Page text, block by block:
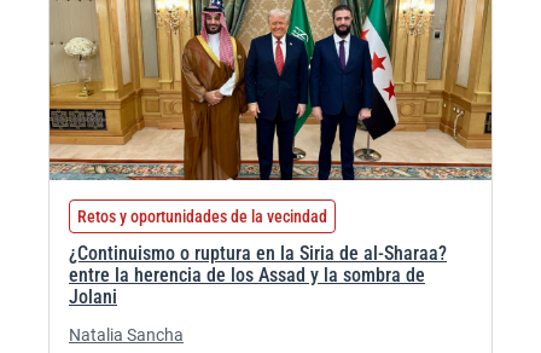
Retos y oportunidades de la vecindad
¿Continuismo o ruptura en la Siria de al-Sharaa?
entre la herencia de los Assad y la sombra de
Jolani
Natalia Sancha